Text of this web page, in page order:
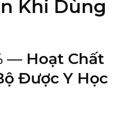
Khi Dùng
— Hoạt Chất
Được Y Học